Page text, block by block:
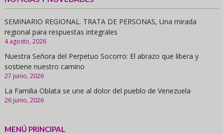
SEMINARIO REGIONAL. TRATA DE PERSONAS, Una mirada
regional para respuestas integrales
4 agosto, 2026
Nuestra Señora del Perpetuo Socorro: El abrazo que libera y
sostiene nuestro camino
27 junio, 2026
La Familia Oblata se une al dolor del pueblo de Venezuela
26 junio, 2026
MENÚ PRINCIPAL